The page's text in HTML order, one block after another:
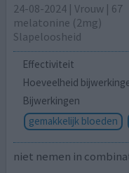
24-08-2024 | Vrouw | 67
melatonine (2mg)
Slapeloosheid
Effectiviteit
Hoeveelheid
Bijwerkingen
gemakkelijk bloeden
niet nemen in